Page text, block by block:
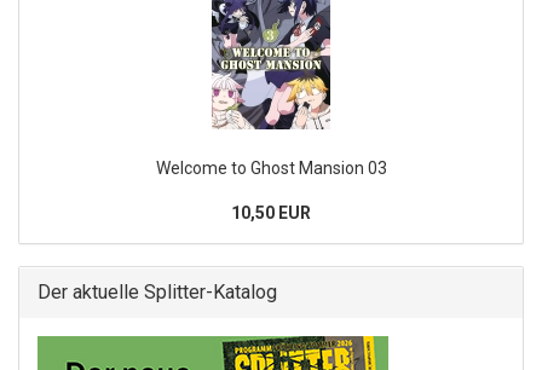
Welcome to Ghost Mansion 03
10,50 EUR
Der aktuelle Splitter-Katalog